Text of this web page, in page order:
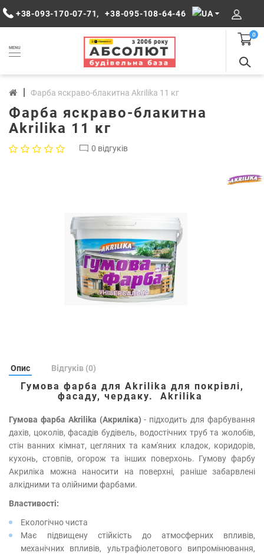
+38-093-170-07-71, +38-095-108-64-46
MENU
0
Фарба яскраво-блакитна Akrilika 11 кг
Фарба яскраво-блакитна
Akrilika 11 кг
0 відгуків
Опис Відгуків (0)
Гумова фарба для Akrilika для покрівлі,
фасаду, чердаку. Akrilika
Гумова фарба Akrilika (Акриліка) - підходить для фарбування
дахів, цоколів, фасадів будівель, водостічних труб та жолобів,
стін ванних кімнат, цегляних та кам'яних кладок, коридорів,
кухонь, стовпів, огорож та інших поверхонь. Гумову фарбу
Акриліка можна наносити на поверхні, раніше забарвлені
алкідними та олійними фарбами.
Властивості:
Екологічно чиста
Має підвищену стійкість до атмосферних впливів,
механічних впливів, ультрафіолетового випромінювання,